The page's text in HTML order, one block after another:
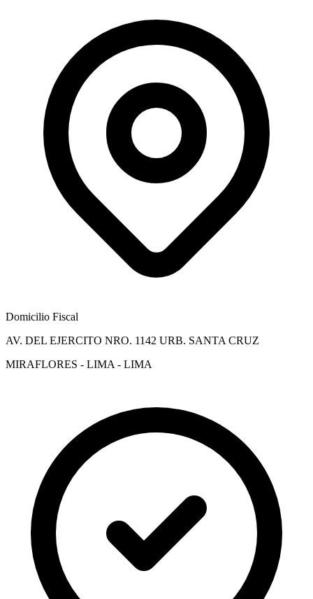
Domicilio Fiscal
AV. DEL EJERCITO NRO. 1142 URB. SANTA CRUZ
MIRAFLORES - LIMA - LIMA